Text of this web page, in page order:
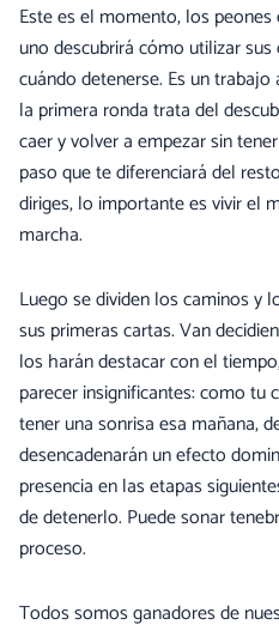
Este es el momento, los
uno descubrirá cómo utilizar
cuándo detenerse. Es un
la primera ronda trata del
caer y volver a empezar sin
paso que te diferenciará del
diriges, lo importante es vivir el
marcha.
Luego se dividen los caminos y
sus primeras cartas. Van
los harán destacar con el
parecer insignificantes: como
tener una sonrisa esa mañana,
desencadenarán un efecto
presencia en las etapas
de detenerlo. Puede sonar
proceso.
Todos somos ganadores de